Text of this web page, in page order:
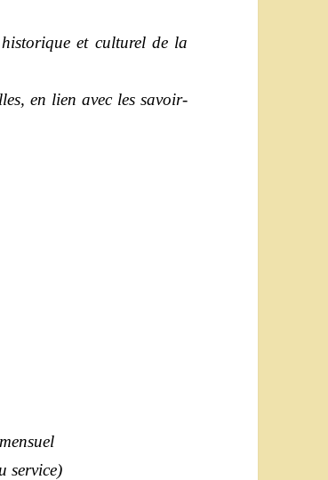
et culturel de la
en lien avec les savoir-
service)